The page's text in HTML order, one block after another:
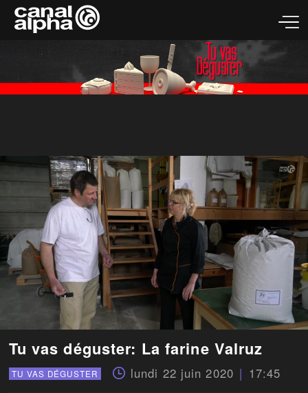
Tu vas déguster: La farine Valruz
TU VAS DÉGUSTER lundi 22 juin 2020 17:45